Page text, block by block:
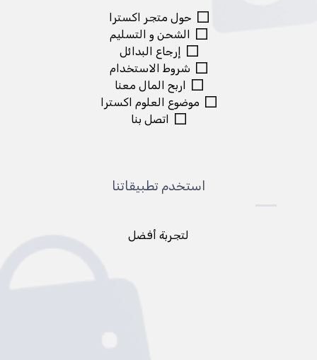
حول متجر اكسترا
الشحن و التسليم
إرجاع البدائل
شروط الاستخدام
اربح المال معنا
موضوع العلوم اکسترا
اتصل بنا
استخدم تطبيقاتنا
لتجربة أفضل